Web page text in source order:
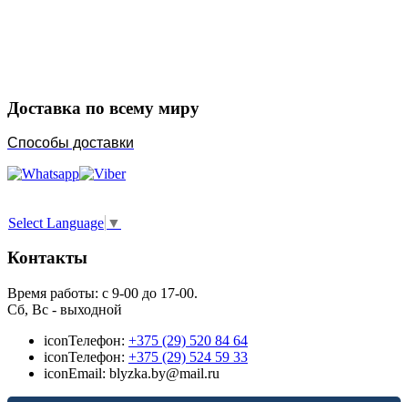
Доставка по всему миру
Способы доставки
Select Language ▼
Контакты
Время работы: с 9-00 до 17-00.
Сб, Вс - выходной
iconТелефон: +375 (29) 520 84 64
iconТелефон: +375 (29) 524 59 33
iconEmail: blyzka.by@mail.ru